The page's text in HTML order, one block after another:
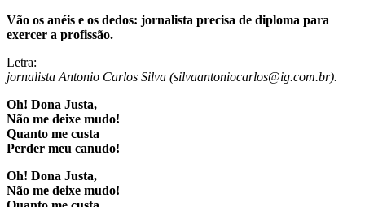
Vão os anéis e os dedos: jornalista precisa de diploma para
exercer a profissão.
Letra:
jornalista Antonio Carlos Silva (silvaantoniocarlos@ig.com.br).
Oh! Dona Justa,
Não me deixe mudo!
Quanto me custa
Perder meu canudo!
Oh! Dona Justa,
Não me deixe mudo!